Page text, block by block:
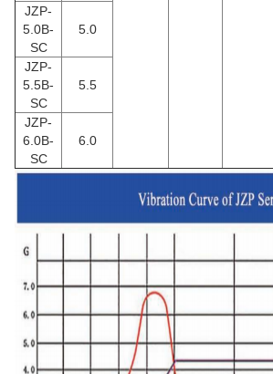
JZP-
5.0B-
SC
5.0
JZP-
5.5B-
SC
5.5
JZP-
6.0B-
SC
6.0